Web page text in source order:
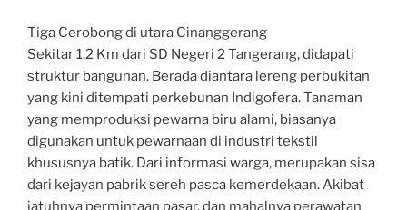
Tiga Cerobong di utara Cinanggerang
Sekitar 1,2 Km dari SD Negeri 2 Tangerang, didapati
struktur bangunan. Berada diantara lereng perbukitan
yang kini ditempati perkebunan Indigofera. Tanaman
yang memproduksi pewarna biru alami, biasanya
digunakan untuk pewarnaan di industri tekstil
khususnya batik. Dari informasi warga, merupakan sisa
dari kejayan pabrik sereh pasca kemerdekaan. Akibat
jatuhnya permintaan pasar, dan mahalnya perawatan